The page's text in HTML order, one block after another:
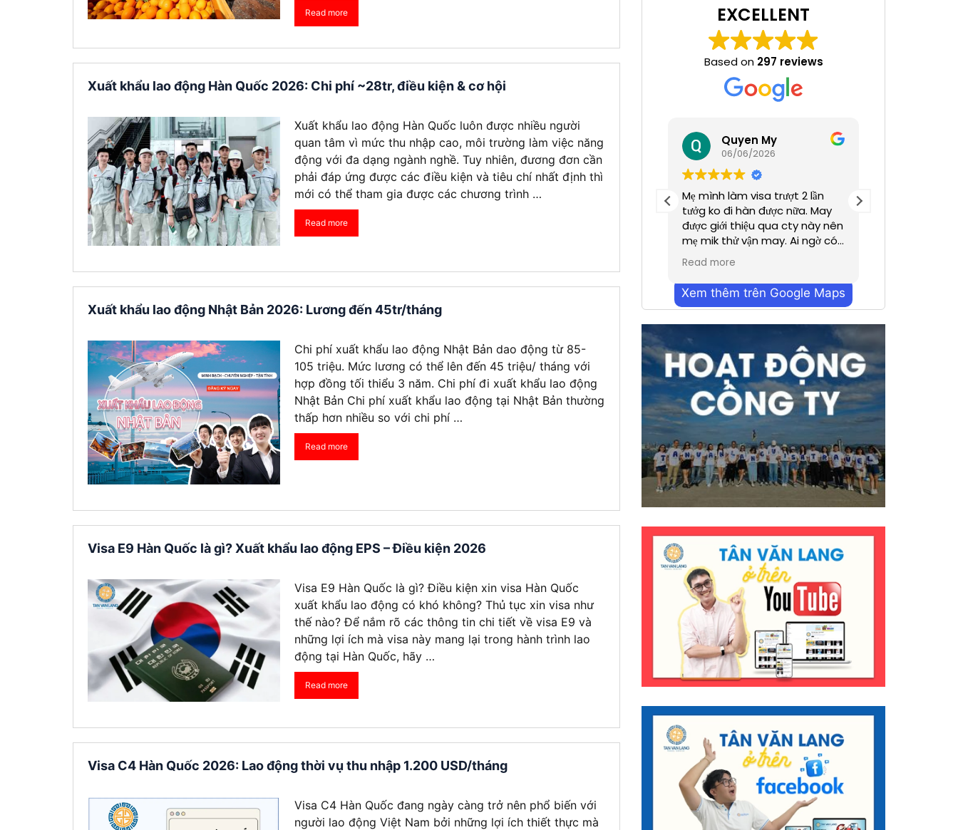
Visa Macau
Visa Malaysia
Visa Singapore
Visa Slovakia
Visa Phần Lan
Read more
Xuất khẩu lao động Hàn Quốc 2026: Chi phí ~28tr, điều kiện & cơ hội
Xuất khẩu lao động Hàn Quốc luôn được nhiều người
quan tâm vì mức thu nhập cao, môi trường làm việc năng
động với đa dạng ngành nghề. Tuy nhiên, đương đơn cần
phải đáp ứng được các điều kiện và tiêu chí nhất định thì
mới có thể tham gia được các chương trình …
Read more
Xuất khẩu lao động Nhật Bản 2026: Lương đến 45tr/tháng
Chi phí xuất khẩu lao động Nhật Bản dao động từ 85-
105 triệu. Mức lương có thể lên đến 45 triệu/ tháng với
hợp đồng tối thiểu 3 năm. Chi phí đi xuất khẩu lao động
Nhật Bản Chi phí xuất khẩu lao động tại Nhật Bản thường
thấp hơn nhiều so với chi phí …
Read more
Visa E9 Hàn Quốc là gì? Xuất khẩu lao động EPS – Điều kiện 2026
Visa E9 Hàn Quốc là gì? Điều kiện xin visa Hàn Quốc
xuất khẩu lao động có khó không? Thủ tục xin visa như
thế nào? Để nắm rõ các thông tin chi tiết về visa E9 và
những lợi ích mà visa này mang lại trong hành trình lao
động tại Hàn Quốc, hãy …
Read more
Visa C4 Hàn Quốc 2026: Lao động thời vụ thu nhập 1.200 USD/tháng
Visa C4 Hàn Quốc đang ngày càng trở nên phổ biến với
người lao động Việt Nam bởi những lợi ích thiết thực mà
EXCELLENT
Based on 297 reviews
Hoang Quan Ho
12/06/2026
Mình apply đi visa úc. Đội hỗ trợ
tư vấn nhiệt tình và có chuyên
môn tốt
12/06/2026
Mình vừa xin visa Nhật 4 người
Quyen My
06/06/2026
Mẹ mình làm visa trượt 2 lần
tưởg ko đi hàn được nữa. May
được giới thiệu qua cty này nên
mẹ mik thử vận may. Ai ngờ có
nhanh hơn dự định chỉ trong
vỏn vẹn 2 tuần. Cũn g cảm ơn a
Dương đã hỗ trợ nhiều. Dịch vụ
bên mình làm nhanh chóng
có nhiều thành công tốt đẹp
hơn ạ. E cảm ơn
Read more
Xem thêm trên Google Maps